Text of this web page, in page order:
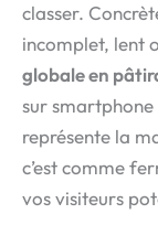
classer.
incomplet, lent
globale en
sur
représente la
c’est comme
vos visiteurs